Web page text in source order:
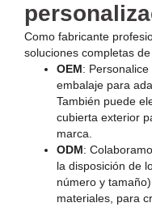
Como fabricante
soluciones completas
OEM:
embalaje para
También puede
cubierta exterior
marca.
ODM:
la disposición de
número y
materiales, para